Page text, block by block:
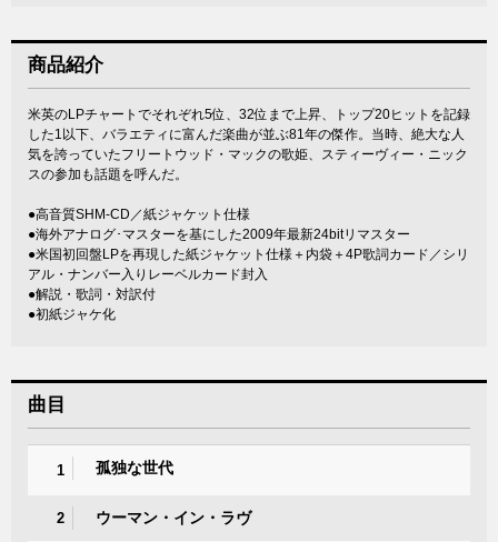
商品紹介
米英のLPチャートでそれぞれ5位、32位まで上昇、トップ20ヒットを記録
した1以下、バラエティに富んだ楽曲が並ぶ81年の傑作。当時、絶大な人
気を誇っていたフリートウッド・マックの歌姫、スティーヴィー・ニック
スの参加も話題を呼んだ。
●高音質SHM-CD／紙ジャケット仕様
●海外アナログ･マスターを基にした2009年最新24bitリマスター
●米国初回盤LPを再現した紙ジャケット仕様＋内袋＋4P歌詞カード／シリ
アル・ナンバー入りレーベルカード封入
●解説・歌詞・対訳付
●初紙ジャケ化
曲目
1 孤独な世代
2 ウーマン・イン・ラヴ